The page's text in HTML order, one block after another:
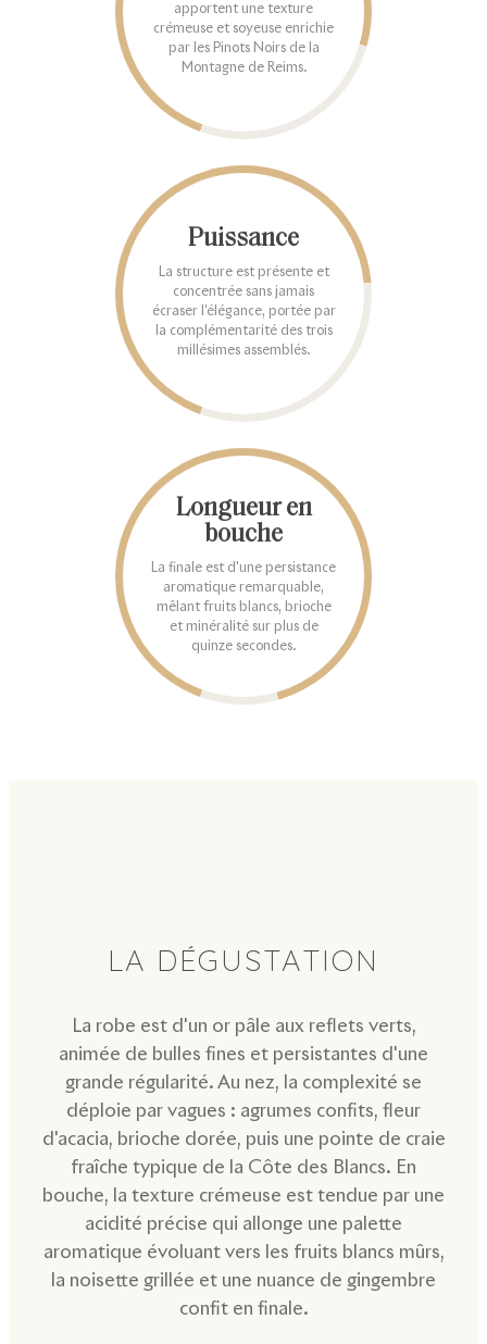
apportent une texture
crémeuse et soyeuse enrichie
par les Pinots Noirs de la
Montagne de Reims.
Puissance
La structure est présente et
concentrée sans jamais
écraser l'élégance, portée par
la complémentarité des trois
millésimes assemblés.
Longueur en
bouche
La finale est d'une persistance
aromatique remarquable,
mêlant fruits blancs, brioche
et minéralité sur plus de
quinze secondes.
LA DÉGUSTATION
La robe est d'un or pâle aux reflets verts,
animée de bulles fines et persistantes d'une
grande régularité. Au nez, la complexité se
déploie par vagues : agrumes confits, fleur
d'acacia, brioche dorée, puis une pointe de craie
fraîche typique de la Côte des Blancs. En
bouche, la texture crémeuse est tendue par une
acidité précise qui allonge une palette
aromatique évoluant vers les fruits blancs mûrs,
la noisette grillée et une nuance de gingembre
confit en finale.